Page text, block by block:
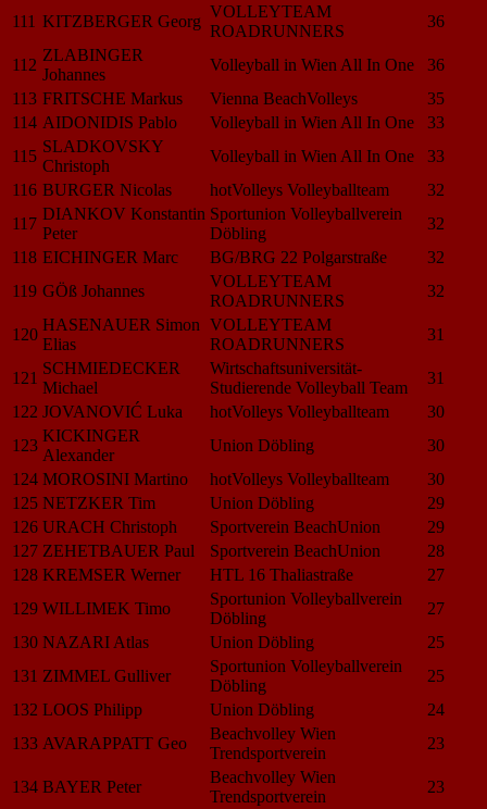
111 KITZBERGER Georg
VOLLEYTEAM
ROADRUNNERS
36
112
ZLABINGER
Johannes
Volleyball in Wien All In One
36
113 FRITSCHE Markus Vienna BeachVolleys
35
114 AIDONIDIS Pablo Volleyball in Wien All In One
33
115
SLADKOVSKY
Christoph
Volleyball in Wien All In One
33
116 BURGER Nicolas hotVolleys Volleyballteam
32
117
DIANKOV Konstantin
Peter
Sportunion Volleyballverein
Döbling
32
118 EICHINGER Marc BG/BRG 22 Polgarstraße
32
119 GÖß Johannes
VOLLEYTEAM
ROADRUNNERS
32
120
HASENAUER Simon
Elias
VOLLEYTEAM
ROADRUNNERS
31
121
SCHMIEDECKER
Michael
Wirtschaftsuniversität-
Studierende Volleyball Team
31
122 JOVANOVIĆ Luka hotVolleys Volleyballteam
30
123
KICKINGER
Alexander
Union Döbling
30
124 MOROSINI Martino hotVolleys Volleyballteam
30
125 NETZKER Tim Union Döbling
29
126 URACH Christoph Sportverein BeachUnion
29
127 ZEHETBAUER Paul Sportverein BeachUnion
28
128 KREMSER Werner HTL 16 Thaliastraße
27
129 WILLIMEK Timo
Sportunion Volleyballverein
Döbling
27
130 NAZARI Atlas Union Döbling
25
131 ZIMMEL Gulliver
Sportunion Volleyballverein
Döbling
25
132 LOOS Philipp Union Döbling
24
133 AVARAPPATT Geo
Beachvolley Wien
Trendsportverein
23
134 BAYER Peter
Beachvolley Wien
Trendsportverein
23